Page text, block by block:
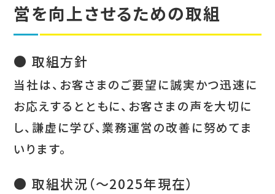
営を向上させるための取組
● 取組方針
当社は、お客さまのご要望に誠実かつ迅速に
お応えするとともに、お客さまの声を大切に
し、謙虚に学び、業務運営の改善に努めてま
いります。
● 取組状況（～2025年現在）